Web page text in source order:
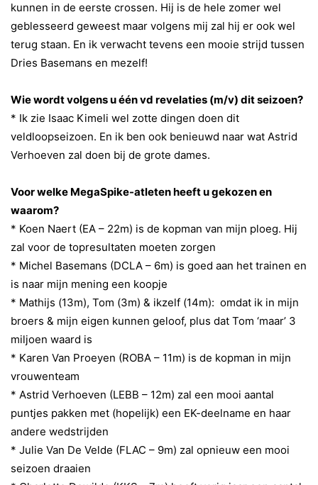
kunnen in de eerste crossen. Hij is de hele zomer wel
geblesseerd geweest maar volgens mij zal hij er ook wel
terug staan. En ik verwacht tevens een mooie strijd tussen
Dries Basemans en mezelf!
Wie wordt volgens u één vd revelaties (m/v) dit seizoen?
* Ik zie Isaac Kimeli wel zotte dingen doen dit
veldloopseizoen. En ik ben ook benieuwd naar wat Astrid
Verhoeven zal doen bij de grote dames.
Voor welke MegaSpike-atleten heeft u gekozen en
waarom?
* Koen Naert (EA – 22m) is de kopman van mijn ploeg. Hij
zal voor de topresultaten moeten zorgen
* Michel Basemans (DCLA – 6m) is goed aan het trainen en
is naar mijn mening een koopje
* Mathijs (13m), Tom (3m) & ikzelf (14m): omdat ik in mijn
broers & mijn eigen kunnen geloof, plus dat Tom ‘maar’ 3
miljoen waard is
* Karen Van Proeyen (ROBA – 11m) is de kopman in mijn
vrouwenteam
* Astrid Verhoeven (LEBB – 12m) zal een mooi aantal
puntjes pakken met (hopelijk) een EK-deelname en haar
andere wedstrijden
* Julie Van De Velde (FLAC – 9m) zal opnieuw een mooi
seizoen draaien